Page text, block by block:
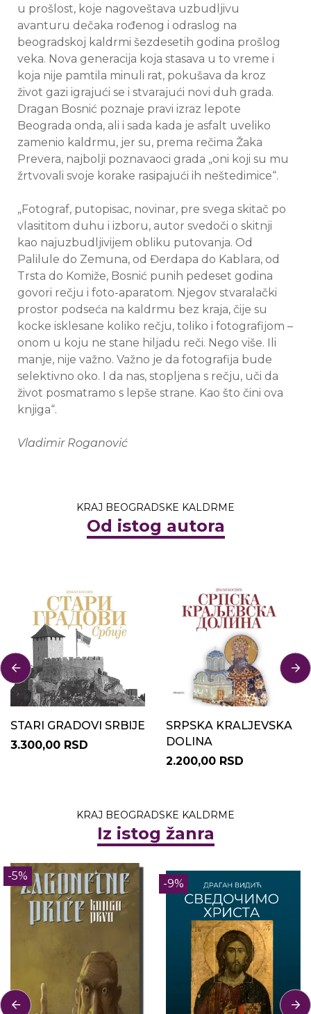
u prošlost, koje nagoveštava uzbudljivu
avanturu dečaka rođenog i odraslog na
beogradskoj kaldrmi šezdesetih godina prošlog
veka. Nova generacija koja stasava u to vreme i
koja nije pamtila minuli rat, pokušava da kroz
život gazi igrajući se i stvarajući novi duh grada.
Dragan Bosnić poznaje pravi izraz lepote
Beograda onda, ali i sada kada je asfalt uveliko
zamenio kaldrmu, jer su, prema rečima Žaka
Prevera, najbolji poznavaoci grada „oni koji su mu
žrtvovali svoje korake rasipajući ih neštedimice“.
„Fotograf, putopisac, novinar, pre svega skitač po
vlasititom duhu i izboru, autor svedoči o skitnji
kao najuzbudljivijem obliku putovanja. Od
Palilule do Zemuna, od Đerdapa do Kablara, od
Trsta do Komiže, Bosnić punih pedeset godina
govori rečju i foto-aparatom. Njegov stvaralački
prostor podseća na kaldrmu bez kraja, čije su
kocke isklesane koliko rečju, toliko i fotografijom –
onom u koju ne stane hiljadu reči. Nego više. Ili
manje, nije važno. Važno je da fotografija bude
selektivno oko. I da nas, stopljena s rečju, uči da
život posmatramo s lepše strane. Kao što čini ova
knjiga“.
Vladimir Roganović
KRAJ BEOGRADSKE KALDRME
Od istog autora
STARI GRADOVI SRBIJE
3.300,00 RSD
SRPSKA KRALJEVSKA
DOLINA
2.200,00 RSD
KRAJ BEOGRADSKE KALDRME
Iz istog žanra
-5%
-9%